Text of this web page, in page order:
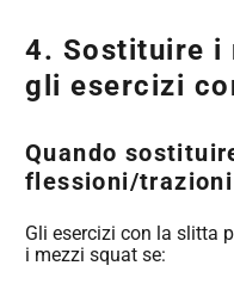
4. Sostituire i
gli esercizi
Quando
flessioni/
Gli esercizi con la slitta
i mezzi squat se: